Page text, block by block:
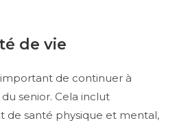
de vie
de continuer à
senior. Cela inclut
de santé physique et mental,